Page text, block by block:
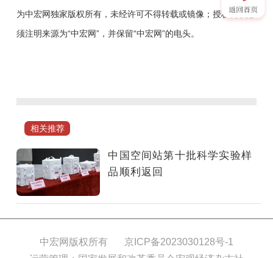
为中宏网独家版权所有，未经许可不得转载或镜像；授权转载必
须注明来源为“中宏网”，并保留“中宏网”的电头。
站
重
逾
41
公
相关推荐
中国空间站第十批科学实验样
品顺利返回
中宏网版权所有
京ICP备2023030128号-1